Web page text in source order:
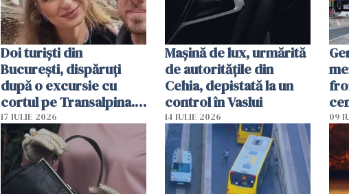
Doi turiști din
București, dispăruți
după o excursie cu
cortul pe Transalpina.
Poliția și familia îi caută
17 IULIE 2026
Mașină de lux, urmărită
de autoritățile din
Cehia, depistată la un
control în Vaslui
14 IULIE 2026 09